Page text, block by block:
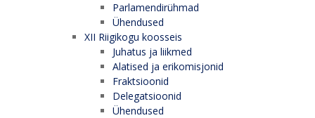
Parlamendirühmad
Ühendused
XII Riigikogu koosseis
Juhatus ja liikmed
Alatised ja erikomisjonid
Fraktsioonid
Delegatsioonid
Ühendused